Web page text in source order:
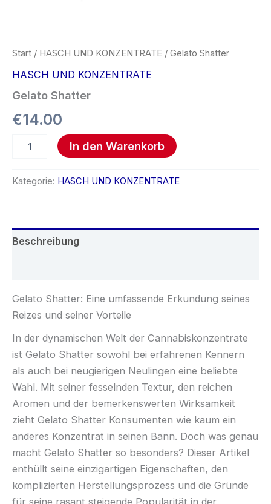
Start / HASCH UND KONZENTRATE / Gelato Shatter
HASCH UND KONZENTRATE
Gelato Shatter
€14.00
In den Warenkorb
Kategorie: HASCH UND KONZENTRATE
Beschreibung
Gelato Shatter: Eine umfassende Erkundung seines
Reizes und seiner Vorteile
In der dynamischen Welt der Cannabiskonzentrate
ist Gelato Shatter sowohl bei erfahrenen Kennern
als auch bei neugierigen Neulingen eine beliebte
Wahl. Mit seiner fesselnden Textur, den reichen
Aromen und der bemerkenswerten Wirksamkeit
zieht Gelato Shatter Konsumenten wie kaum ein
anderes Konzentrat in seinen Bann. Doch was genau
macht Gelato Shatter so besonders? Dieser Artikel
enthüllt seine einzigartigen Eigenschaften, den
komplizierten Herstellungsprozess und die Gründe